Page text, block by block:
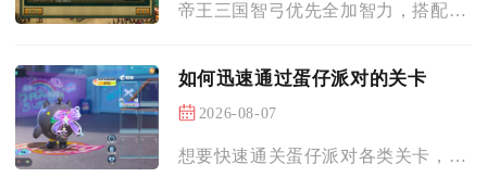
帝王三国智弓优先全加智力，搭配少量统帅，提升耐久度依靠智力属...
如何迅速通过蛋仔派对的关卡
2026-08-07
想要快速通关蛋仔派对各类关卡，核心依靠标准化连招操作、道具差...